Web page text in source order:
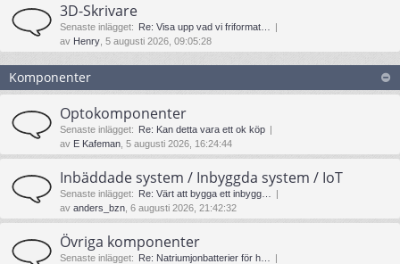
3D-Skrivare
Senaste inlägget: Re: Visa upp vad vi friformat…
av Henry , 5 augusti 2026, 09:05:28
Komponenter
Optokomponenter
Senaste inlägget: Re: Kan detta vara ett ok köp
av E Kafeman , 5 augusti 2026, 16:24:44
Inbäddade system / Inbyggda system / IoT
Senaste inlägget: Re: Värt att bygga ett inbygg…
av anders_bzn , 6 augusti 2026, 21:42:32
Övriga komponenter
Senaste inlägget: Re: Natriumjonbatterier för h…